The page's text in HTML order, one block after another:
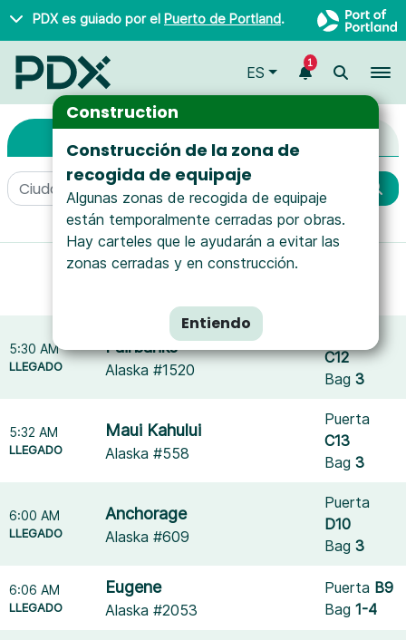
Saltar al contenido principal
PDX es guiado por el Puerto de Portland.
Construction
Construcción de la zona de
recogida de equipaje
Algunas zonas de recogida de equipaje
están temporalmente cerradas por obras.
Hay carteles que le ayudarán a evitar las
zonas cerradas y en construcción.
Entiendo
ES
1
Llegadas y Salidas
Arrivals & Departures
More filters
Mostrando resultados paraDelta Air Lines
5:30 AM
LLEGADO
Fairbanks
Alaska #1520
C12
Bag3
5:32 AM
LLEGADO
Maui Kahului
Alaska #558
Puerta
C13
Bag3
6:00 AM
LLEGADO
Anchorage
Alaska #609
Puerta
D10
Bag3
6:06 AM
LLEGADO
Eugene
Alaska #2053
Puerta B9
Bag1-4